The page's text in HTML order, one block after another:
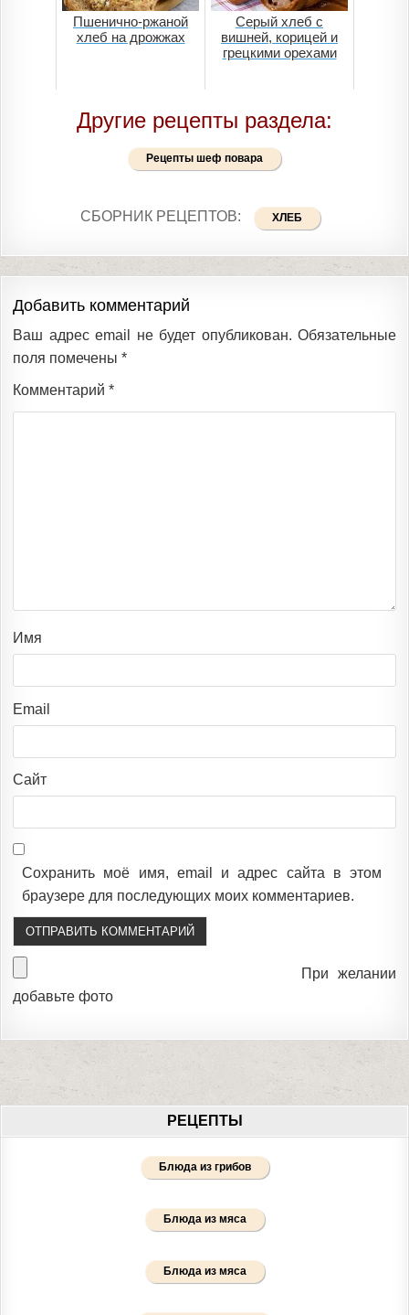
Пшенично-ржаной
хлеб на дрожжах
Серый хлеб с
вишней, корицей и
грецкими орехами
Другие рецепты раздела:
Рецепты шеф повара
СБОРНИК РЕЦЕПТОВ: ХЛЕБ
Добавить комментарий
Ваш адрес email не будет опубликован. Обязательные
поля помечены *
Комментарий *
Имя
Email
Сайт
Сохранить моё имя, email и адрес сайта в этом
браузере для последующих моих комментариев.
При желании
добавьте фото
РЕЦЕПТЫ
Блюда из грибов
Блюда из мяса
Блюда из мяса